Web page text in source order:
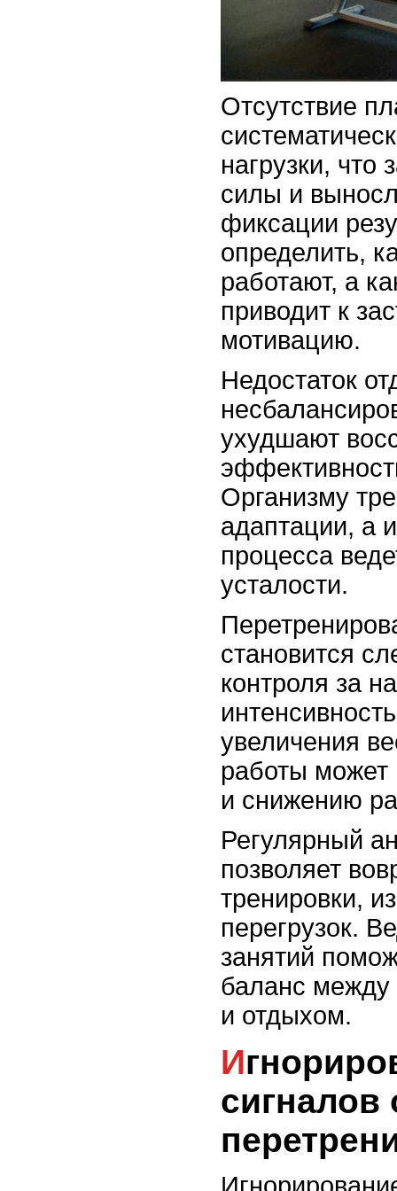
Отсутствие
нагрузки, что
силы и
фиксации
определить,
работают, а
приводит к
мотивацию.
Недостаток
ухудшают
Организму
адаптации, а
процесса
усталости.
становится
контроля за
увеличения
работы может
и снижению
Регулярный
позволяет
тренировки,
перегрузок.
занятий
баланс между
и отдыхом.
Игнорирование
сигналов